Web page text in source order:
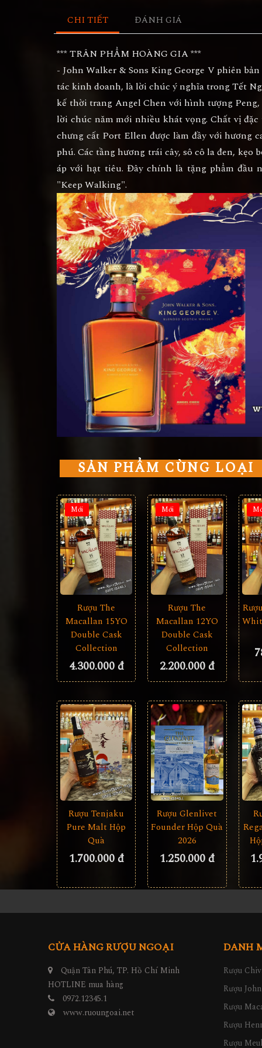
CHI TIẾT ĐÁNH GIÁ
*** TRÂN PHẨM HOÀNG GIA ***
- John Walker & Sons King George V phiên
tác kinh doanh, là lời chúc ý nghĩa trong Tết
kế thời trang Angel Chen với hình tượng
lời chúc năm mới nhiều khát vọng. Chất vị
chưng cất Port Ellen được làm đầy với hương
phú. Các tầng hương trái cây, sô cô la đen,
áp với hạt tiêu. Đây chính là tặng phẩm đầu
"Keep Walking".
SẢN PHẨM CÙNG LOẠI
Mới
Rượu The
Macallan 15YO
Double Cask
Collection
4.300.000 đ
Mới
Rượu The
Macallan 12YO
Double Cask
Collection
2.200.000 đ
Rượu Tenjaku
Pure Malt Hộp
Quà
1.700.000 đ
Rượu Glenlivet
Founder Hộp Quà
2026
1.250.000 đ
CỬA HÀNG RƯỢU NGOẠI
Quận Tân Phú, TP. Hồ Chí Minh
HOTLINE mua hàng
0972.12345.1
www.ruoungoai.net
DANH
Rượu
Rượu
Rượu
Rượu
Rượu